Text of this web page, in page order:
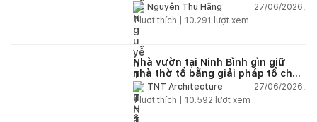
Nguyễn Thu Hằng
27/06/2026,
1lượt thích | 10.291 lượt xem
Nhà vườn tại Ninh Bình gìn giữ
nhà thờ tổ bằng giải pháp tổ chức
lại không gian
TNT Architecture
27/06/2026,
1lượt thích | 10.592 lượt xem